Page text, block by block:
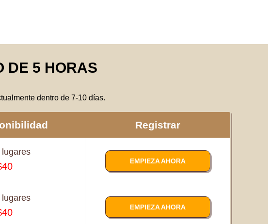
DE 5 HORAS
dentro de 7-10 días.
Registrar
lugares
EMPIEZA AHORA
lugares
EMPIEZA AHORA